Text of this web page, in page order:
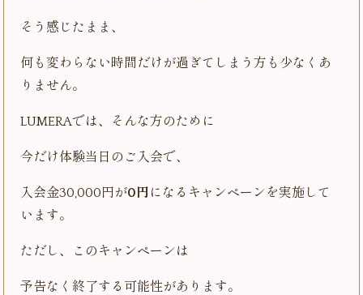
そう感じたまま、
何も変わらない時間だけが過ぎてしまう方も少なくあ
りません。
LUMERAでは、そんな方のために
今だけ体験当日のご入会で、
入会金30,000円が0円 になるキャンペーンを実施して
います。
ただし、このキャンペーンは
予告なく終了する可能性があります。